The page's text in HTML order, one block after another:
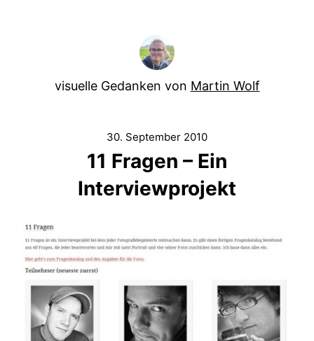
visuelle Gedanken von Martin Wolf
30. September 2010
11 Fragen – Ein
Interviewprojekt